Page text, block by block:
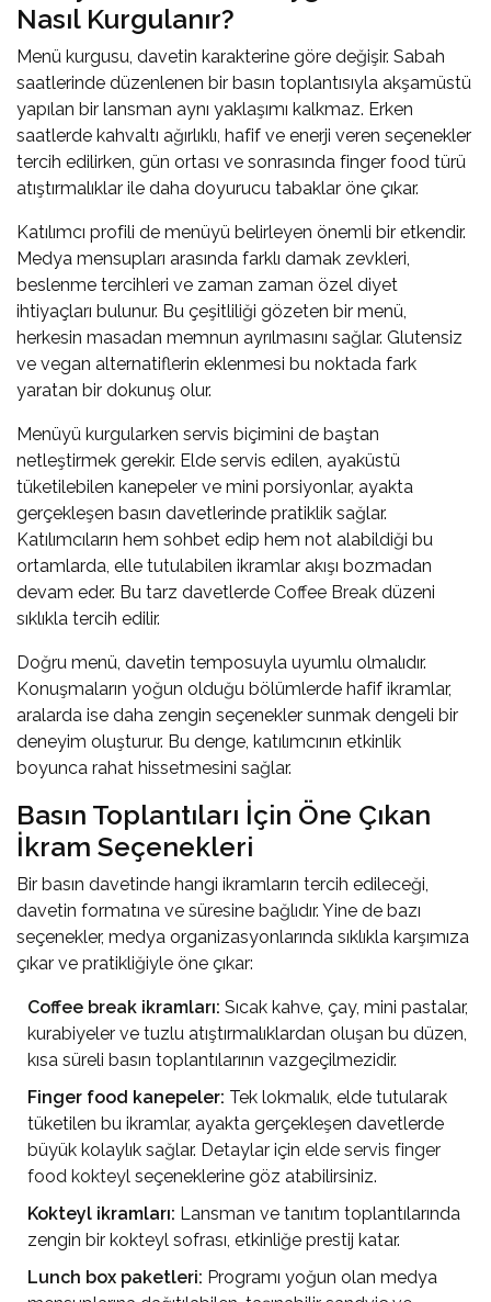
Nasıl Kurgulanır?
Menü kurgusu, davetin karakterine göre değişir. Sabah
saatlerinde düzenlenen bir basın toplantısıyla akşamüstü
yapılan bir lansman aynı yaklaşımı kalkmaz. Erken
saatlerde kahvaltı ağırlıklı, hafif ve enerji veren seçenekler
tercih edilirken, gün ortası ve sonrasında finger food türü
atıştırmalıklar ile daha doyurucu tabaklar öne çıkar.
Katılımcı profili de menüyü belirleyen önemli bir etkendir.
Medya mensupları arasında farklı damak zevkleri,
beslenme tercihleri ve zaman zaman özel diyet
ihtiyaçları bulunur. Bu çeşitliliği gözeten bir menü,
herkesin masadan memnun ayrılmasını sağlar. Glutensiz
ve vegan alternatiflerin eklenmesi bu noktada fark
yaratan bir dokunuş olur.
Menüyü kurgularken servis biçimini de baştan
netleştirmek gerekir. Elde servis edilen, ayaküstü
tüketilebilen kanepeler ve mini porsiyonlar, ayakta
gerçekleşen basın davetlerinde pratiklik sağlar.
Katılımcıların hem sohbet edip hem not alabildiği bu
ortamlarda, elle tutulabilen ikramlar akışı bozmadan
devam eder. Bu tarz davetlerde Coffee Break düzeni
sıklıkla tercih edilir.
Doğru menü, davetin temposuyla uyumlu olmalıdır.
Konuşmaların yoğun olduğu bölümlerde hafif ikramlar,
aralarda ise daha zengin seçenekler sunmak dengeli bir
deneyim oluşturur. Bu denge, katılımcının etkinlik
boyunca rahat hissetmesini sağlar.
Basın Toplantıları İçin Öne Çıkan
İkram Seçenekleri
Bir basın davetinde hangi ikramların tercih edileceği,
davetin formatına ve süresine bağlıdır. Yine de bazı
seçenekler, medya organizasyonlarında sıklıkla karşımıza
çıkar ve pratikliğiyle öne çıkar:
Coffee break ikramları: Sıcak kahve, çay, mini pastalar,
kurabiyeler ve tuzlu atıştırmalıklardan oluşan bu düzen,
kısa süreli basın toplantılarının vazgeçilmezidir.
Finger food kanepeler: Tek lokmalık, elde tutularak
tüketilen bu ikramlar, ayakta gerçekleşen davetlerde
büyük kolaylık sağlar. Detaylar için elde servis finger
food kokteyl seçeneklerine göz atabilirsiniz.
Kokteyl ikramları: Lansman ve tanıtım toplantılarında
zengin bir kokteyl sofrası, etkinliğe prestij katar.
Lunch box paketleri: Programı yoğun olan medya